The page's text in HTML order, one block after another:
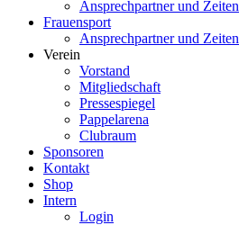
Ansprechpartner und Zeiten
Frauensport
Ansprechpartner und Zeiten
Verein
Vorstand
Mitgliedschaft
Pressespiegel
Pappelarena
Clubraum
Sponsoren
Kontakt
Shop
Intern
Login